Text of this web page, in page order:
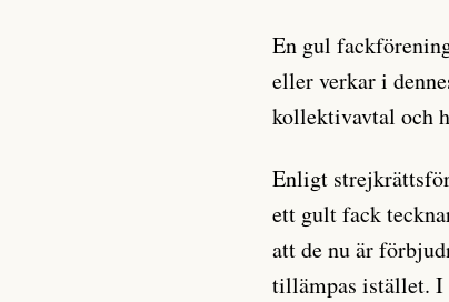
En gul
eller verkar i
kollektivavtal och
Enligt
ett gult fack
att de nu är
tillämpas istället. I